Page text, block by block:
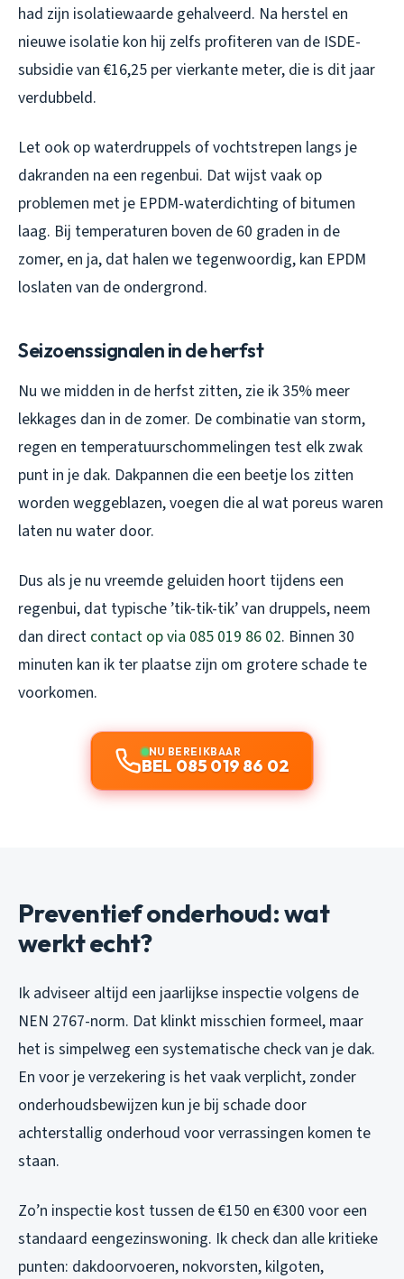
had zijn isolatiewaarde gehalveerd. Na herstel en
nieuwe isolatie kon hij zelfs profiteren van de ISDE-
subsidie van €16,25 per vierkante meter, die is dit jaar
verdubbeld.
Let ook op waterdruppels of vochtstrepen langs je
dakranden na een regenbui. Dat wijst vaak op
problemen met je EPDM-waterdichting of bitumen
laag. Bij temperaturen boven de 60 graden in de
zomer, en ja, dat halen we tegenwoordig, kan EPDM
loslaten van de ondergrond.
Seizoenssignalen in de herfst
Nu we midden in de herfst zitten, zie ik 35% meer
lekkages dan in de zomer. De combinatie van storm,
regen en temperatuurschommelingen test elk zwak
punt in je dak. Dakpannen die een beetje los zitten
worden weggeblazen, voegen die al wat poreus waren
laten nu water door.
Dus als je nu vreemde geluiden hoort tijdens een
regenbui, dat typische ’tik-tik-tik’ van druppels, neem
dan direct contact op via 085 019 86 02. Binnen 30
minuten kan ik ter plaatse zijn om grotere schade te
voorkomen.
NU BEREIKBAAR
BEL 085 019 86 02
Preventief onderhoud: wat
werkt echt?
Ik adviseer altijd een jaarlijkse inspectie volgens de
NEN 2767-norm. Dat klinkt misschien formeel, maar
het is simpelweg een systematische check van je dak.
En voor je verzekering is het vaak verplicht, zonder
onderhoudsbewijzen kun je bij schade door
achterstallig onderhoud voor verrassingen komen te
staan.
Zo’n inspectie kost tussen de €150 en €300 voor een
standaard eengezinswoning. Ik check dan alle kritieke
punten: dakdoorvoeren, nokvorsten, kilgoten,